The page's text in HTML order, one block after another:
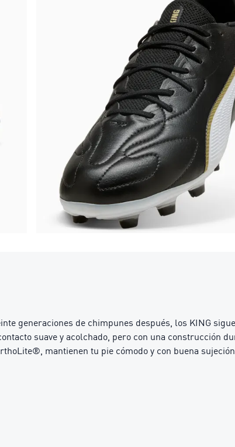
generaciones de chimpunes después, los KING
suave y acolchado, pero con una construcción
mantienen tu pie cómodo y con buena